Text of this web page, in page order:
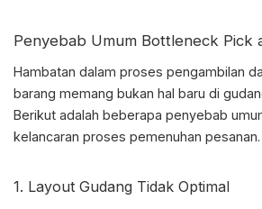
Penyebab Umum Bottleneck Pick
Hambatan dalam proses pengambilan
barang memang bukan hal baru di
Berikut adalah beberapa penyebab
kelancaran proses pemenuhan pesanan.
1. Layout Gudang Tidak Optimal